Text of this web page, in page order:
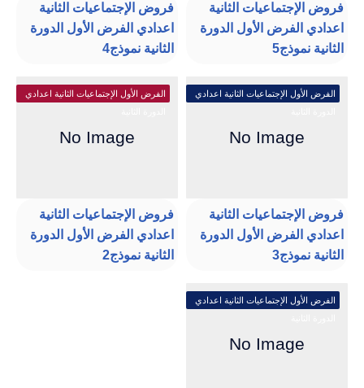
فروض الإجتماعيات الثانية
اعدادي الفرض الأول الدورة
الثانية نموذج5
فروض الإجتماعيات الثانية
اعدادي الفرض الأول الدورة
الثانية نموذج4
الفرض الأول الإجتماعيات الثانية اعدادي
فروض الإجتماعيات الثانية
اعدادي الفرض الأول الدورة
الثانية نموذج3
الفرض الأول الإجتماعيات الثانية اعدادي
فروض الإجتماعيات الثانية
اعدادي الفرض الأول الدورة
الثانية نموذج2
الفرض الأول الإجتماعيات الثانية اعدادي